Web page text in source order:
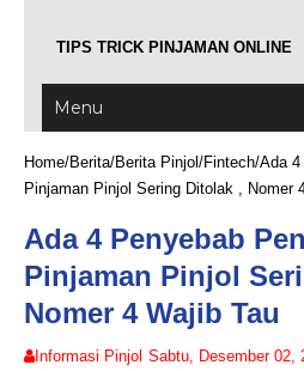
TIPS TRICK PINJAMAN ONLINE
Home/Berita/Berita Pinjol /Fintech/Ada 4
Pinjaman Pinjol Sering Ditolak , Nomer
Ada 4 Penyebab
Pinjaman Pinjol
Nomer 4 Wajib Tau
Informasi Pinjol Sabtu, Desember 02,